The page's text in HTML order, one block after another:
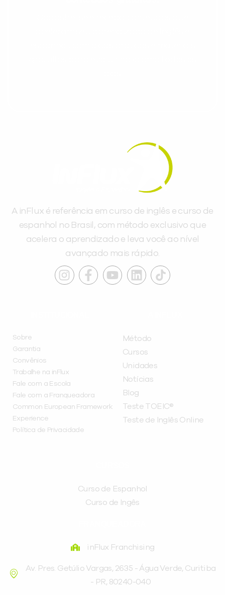
A inFlux é referência em curso de inglês e curso de
espanhol no Brasil, com método exclusivo que
acelera o aprendizado e leva você ao nível
avançado mais rápido.
Sobre
Garantia
Convênios
Trabalhe na inFlux
Fale com a Escola
Fale com a Franqueadora
Common European Framework
Experience
Política de Privacidade
Método
Cursos
Unidades
Notícias
Blog
Teste TOEIC®
Teste de Inglês Online
Curso de Espanhol
Curso de Ingês
inFlux Franchising
Av. Pres. Getúlio Vargas, 2635 - Água Verde, Curitiba
- PR, 80240-040